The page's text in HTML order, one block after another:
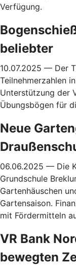
Verfügung.
beliebter
10.07.2025 — Der
Teilnehmerzahlen
Unterstützung der
Übungsbögen für
Neue
06.06.2025 — Die
Grundschule
Gartenhäuschen
Gartensaison.
mit Fördermitteln
VR Bank
bewegten